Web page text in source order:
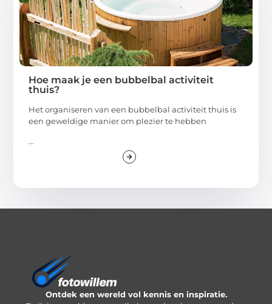
Hoe maak je een bubbelbal activiteit
thuis?
Het organiseren van een bubbelbal activiteit thuis is
een geweldige manier om plezier te hebben
...
Ontdek een wereld vol kennis en inspiratie.